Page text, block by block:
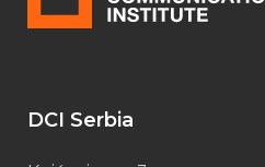
DCI Serbia